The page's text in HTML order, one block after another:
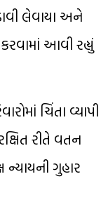
લેવાયા અને
આવી રહ્યું
ચિંતા વ્યાપી
રીતે વતન
ગુહાર